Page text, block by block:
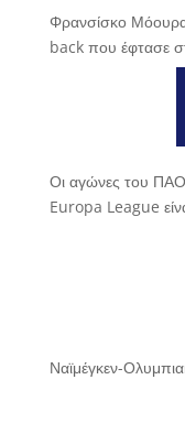
Φρανσίσκο
back που έφτασε
Οι αγώνες του
Europa League
Ναϊμέγκεν-